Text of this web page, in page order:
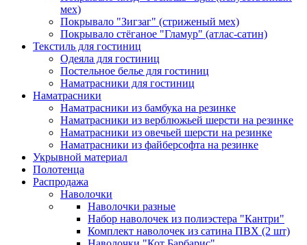
мех)
Покрывало "Зигзаг" (стриженый мех)
Покрывало стёганое "Гламур" (атлас-сатин)
Текстиль для гостиниц
Одеяла для гостиниц
Постельное белье для гостиниц
Наматрасники для гостиниц
Наматрасники
Наматрасники из бамбука на резинке
Наматрасники из верблюжьей шерсти на резинке
Наматрасники из овечьей шерсти на резинке
Наматрасники из файберсофта на резинке
Укрывной материал
Полотенца
Распродажа
Наволочки
Наволочки разные
Набор наволочек из полиэстера "Кантри"
Комплект наволочек из сатина ПВХ (2 шт)